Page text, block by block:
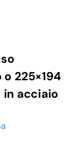
225×194
in acciaio